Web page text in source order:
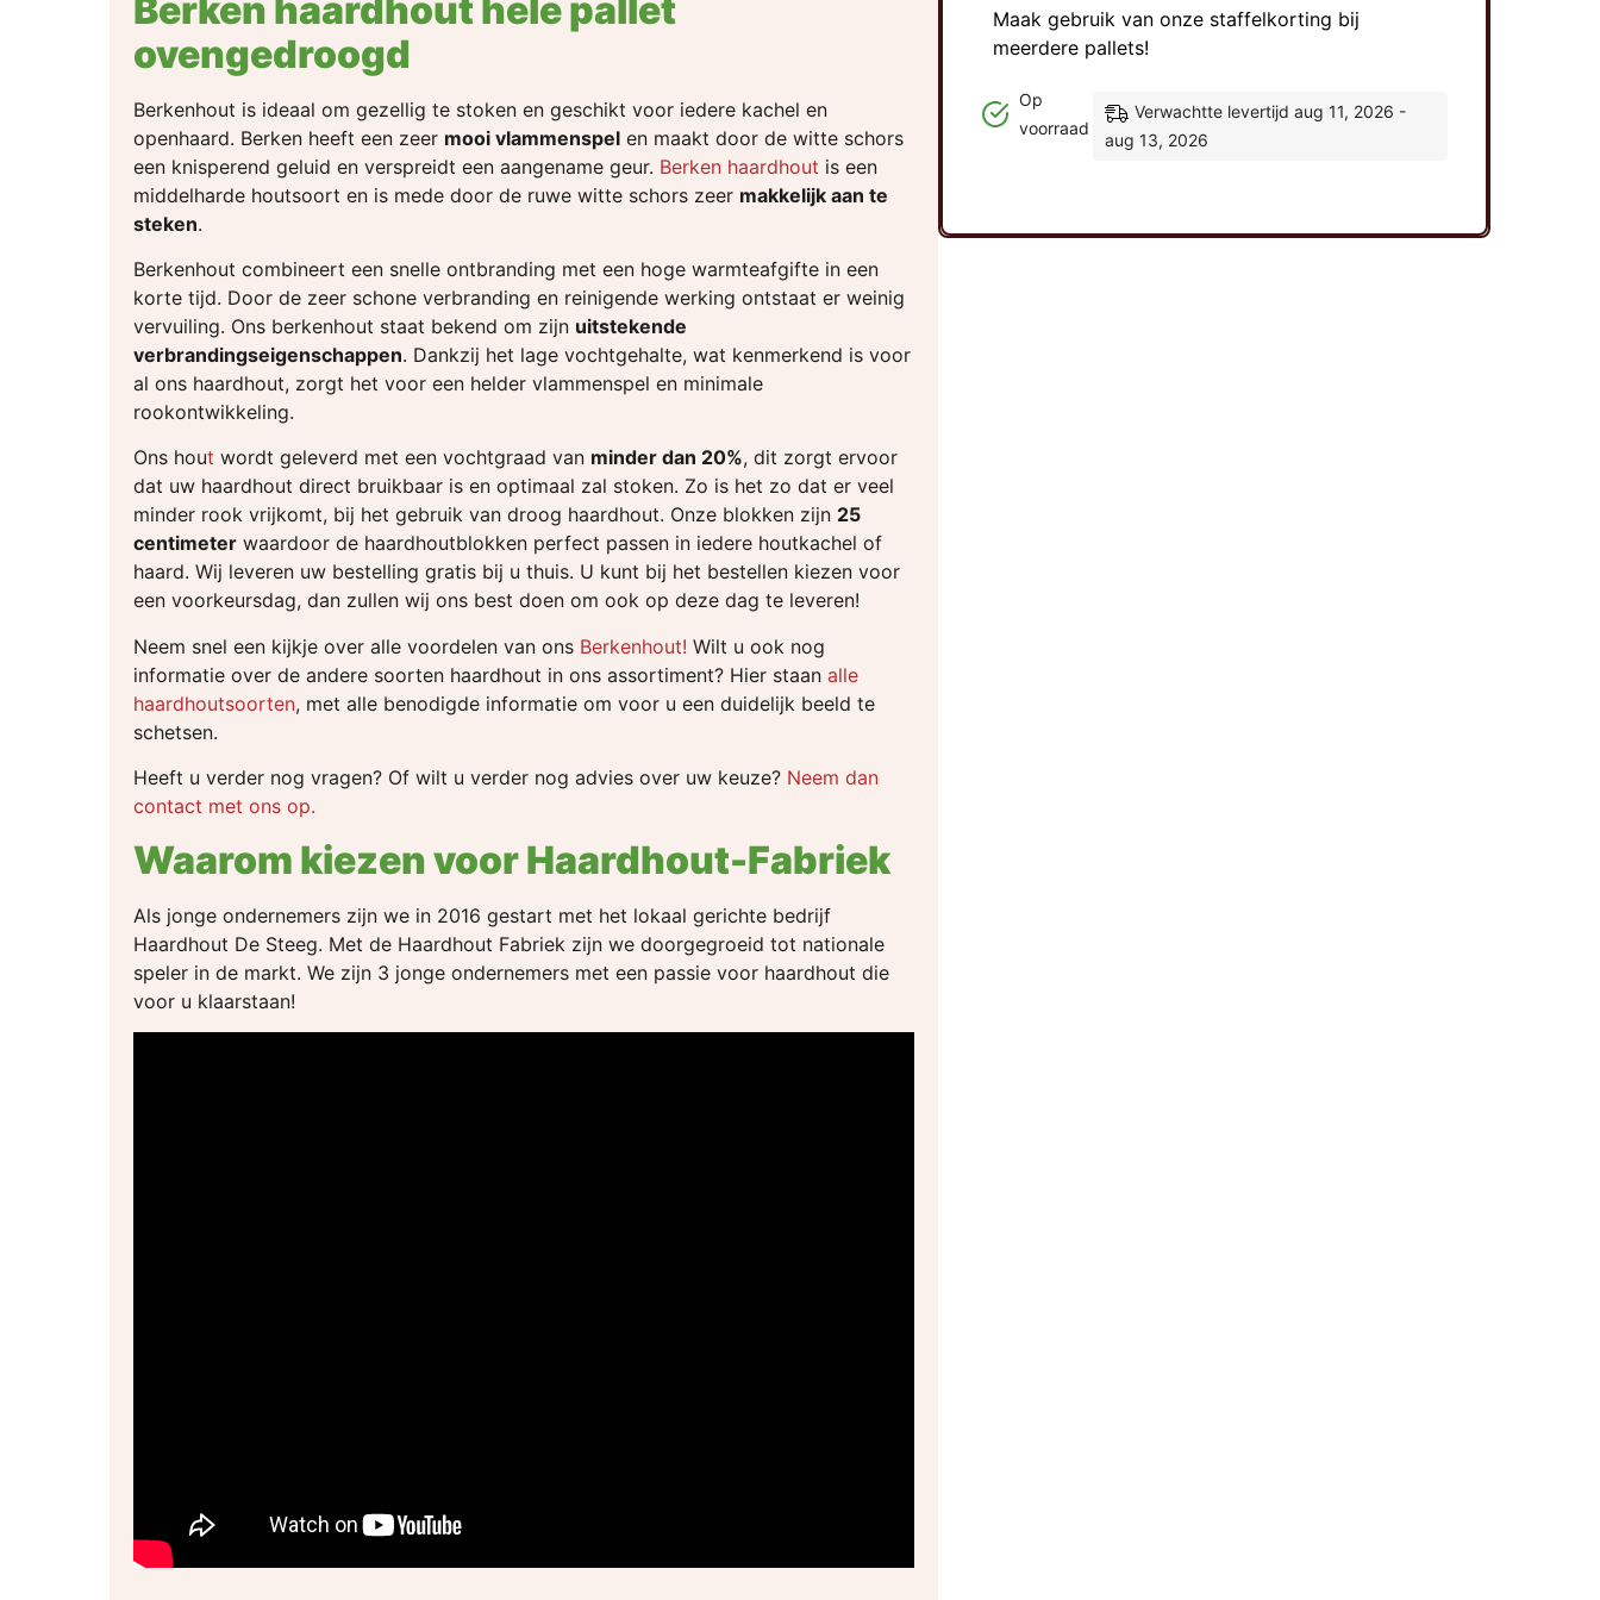
Berken haardhout hele pallet
ovengedroogd
Berkenhout is ideaal om gezellig te stoken en geschikt voor iedere kachel en
openhaard. Berken heeft een zeer mooi vlammenspel en maakt door de witte schors
een knisperend geluid en verspreidt een aangename geur. Berken haardhout is een
middelharde houtsoort en is mede door de ruwe witte schors zeer makkelijk aan te
steken.
Berkenhout combineert een snelle ontbranding met een hoge warmteafgifte in een
korte tijd. Door de zeer schone verbranding en reinigende werking ontstaat er weinig
vervuiling. Ons berkenhout staat bekend om zijn uitstekende
verbrandingseigenschappen. Dankzij het lage vochtgehalte, wat kenmerkend is voor
al ons haardhout, zorgt het voor een helder vlammenspel en minimale
rookontwikkeling.
Ons hout wordt geleverd met een vochtgraad van minder dan 20%, dit zorgt ervoor
dat uw haardhout direct bruikbaar is en optimaal zal stoken. Zo is het zo dat er veel
minder rook vrijkomt, bij het gebruik van droog haardhout. Onze blokken zijn 25
centimeter waardoor de haardhoutblokken perfect passen in iedere houtkachel of
haard. Wij leveren uw bestelling gratis bij u thuis. U kunt bij het bestellen kiezen voor
een voorkeursdag, dan zullen wij ons best doen om ook op deze dag te leveren!
Neem snel een kijkje over alle voordelen van ons Berkenhout! Wilt u ook nog
informatie over de andere soorten haardhout in ons assortiment? Hier staan alle
haardhoutsoorten, met alle benodigde informatie om voor u een duidelijk beeld te
schetsen.
Heeft u verder nog vragen? Of wilt u verder nog advies over uw keuze? Neem dan
contact met ons op.
Waarom kiezen voor Haardhout-Fabriek
Als jonge ondernemers zijn we in 2016 gestart met het lokaal gerichte bedrijf
Haardhout De Steeg. Met de Haardhout Fabriek zijn we doorgegroeid tot nationale
speler in de markt. We zijn 3 jonge ondernemers met een passie voor haardhout die
voor u klaarstaan!
Maak gebruik van onze staffelkorting bij
meerdere pallets!
Op
voorraad
Verwachtte levertijd aug 11, 2026 -
aug 13, 2026